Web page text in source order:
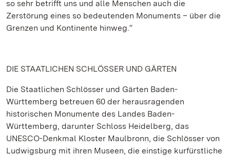
so sehr betrifft uns und alle Menschen auch die
Zerstörung eines so bedeutenden Monuments – über die
Grenzen und Kontinente hinweg.“
DIE STAATLICHEN SCHLÖSSER UND GÄRTEN
Die Staatlichen Schlösser und Gärten Baden-
Württemberg betreuen 60 der herausragenden
historischen Monumente des Landes Baden-
Württemberg, darunter Schloss Heidelberg, das
UNESCO-Denkmal Kloster Maulbronn, die Schlösser von
Ludwigsburg mit ihren Museen, die einstige kurfürstliche